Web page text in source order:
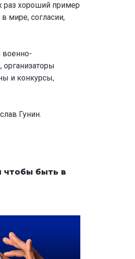
раз хороший пример
мире, согласии,
военно-
организаторы
и конкурсы,
Гунин.
чтобы быть в